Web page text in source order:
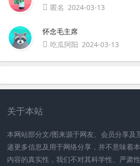
匿名 2024-03-13
怀念毛主席
吃瓜阿阳 2024-03-13
关于本站
本网站部分文/图来源于网友、会员分享及
递更多信息及用于网络分享，并不意味着
内容的真实性，我们不对其科学性、严肃